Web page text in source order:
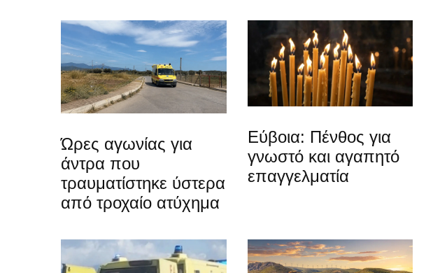
Ώρες αγωνίας για
άντρα που
τραυματίστηκε ύστερα
από τροχαίο ατύχημα
Εύβοια: Πένθος για
γνωστό και αγαπητό
επαγγελματία